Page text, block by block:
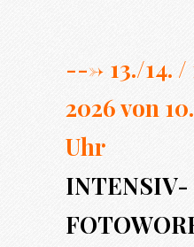
---> 13./14.
2026 von
Uhr
INTENSIV-